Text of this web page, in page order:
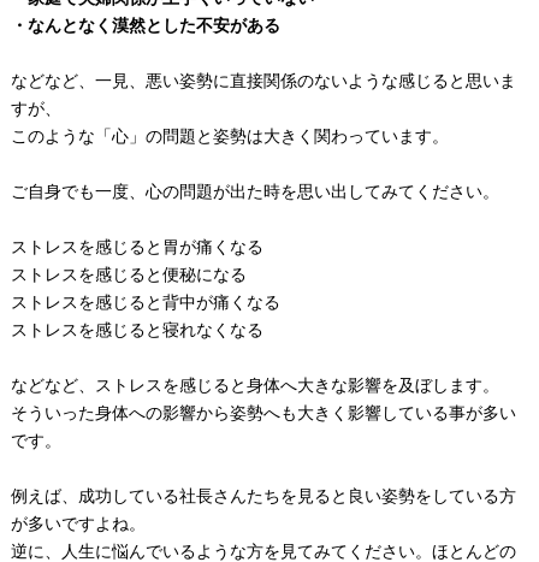
・なんとなく漠然とした不安がある
などなど、一見、悪い姿勢に直接関係のないような感じると思いま
すが、
このような「心」の問題と姿勢は大きく関わっています。
ご自身でも一度、心の問題が出た時を思い出してみてください。
ストレスを感じると胃が痛くなる
ストレスを感じると便秘になる
ストレスを感じると背中が痛くなる
ストレスを感じると寝れなくなる
などなど、ストレスを感じると身体へ大きな影響を及ぼします。
そういった身体への影響から姿勢へも大きく影響している事が多い
です。
例えば、成功している社長さんたちを見ると良い姿勢をしている方
が多いですよね。
逆に、人生に悩んでいるような方を見てみてください。ほとんどの